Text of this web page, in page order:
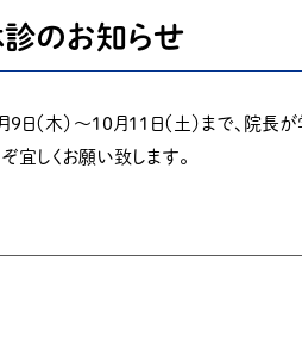
のお知らせ
月９日（木）～１０月１１日（土）まで、
ぞ宜しくお願い致します。